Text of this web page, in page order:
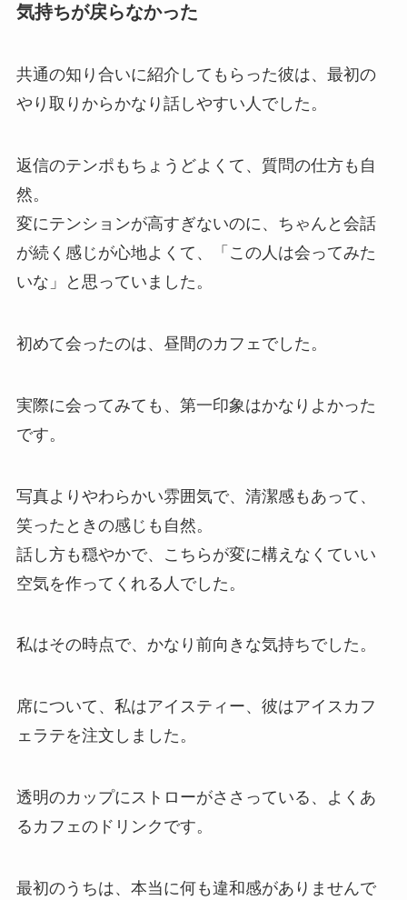
気持ちが戻らなかった
共通の知り合いに紹介してもらった彼は、最初の
やり取りからかなり話しやすい人でした。
返信のテンポもちょうどよくて、質問の仕方も自
然。
変にテンションが高すぎないのに、ちゃんと会話
が続く感じが心地よくて、「この人は会ってみた
いな」と思っていました。
初めて会ったのは、昼間のカフェでした。
実際に会ってみても、第一印象はかなりよかった
です。
写真よりやわらかい雰囲気で、清潔感もあって、
笑ったときの感じも自然。
話し方も穏やかで、こちらが変に構えなくていい
空気を作ってくれる人でした。
私はその時点で、かなり前向きな気持ちでした。
席について、私はアイスティー、彼はアイスカフ
ェラテを注文しました。
透明のカップにストローがささっている、よくあ
るカフェのドリンクです。
最初のうちは、本当に何も違和感がありませんで